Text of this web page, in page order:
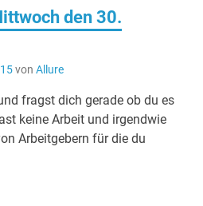
den 30.
von Allure
fragst dich gerade ob du es
keine Arbeit und irgendwie
Arbeitgebern für die du